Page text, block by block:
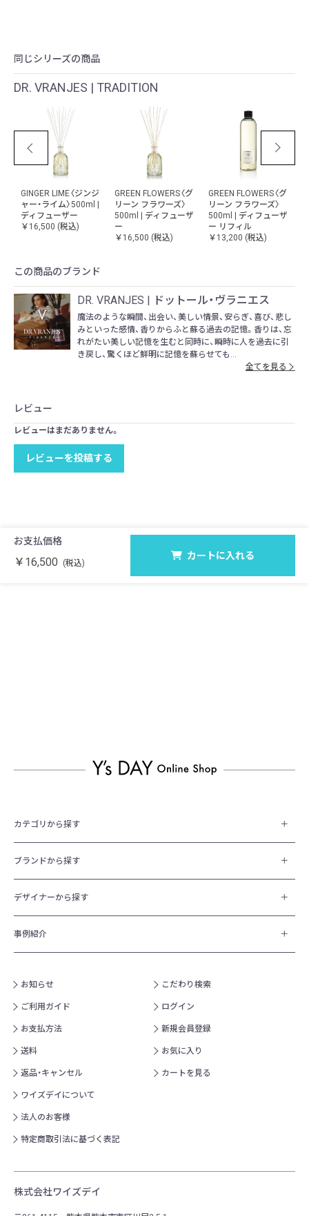
同じシリーズの商品
DR. VRANJES | TRADITION
〈グ
ワーズ〉
ィフューザ
MELGRANO〈メログ
ラーノ〉500ml | ディ
フューザー
￥16,500
(税込)
MELGRANO〈メログ
ラーノ〉500ml | ディ
フューザー リフィル
(税込)
POMPELMO
CASSIS〈ポンペ
カシス〉500ml |
フューザー
￥16,500
この商品のブランド
DR. VRANJES | ドットール・ヴラニエス
魔法のような瞬間、出会い、美しい情景、安らぎ、喜び、悲し
みといった感情、香りからふと蘇る過去の記憶。香りは、忘
れがたい美しい記憶を生むと同時に、瞬時に人を過去に引
き戻し、驚くほど鮮明に記憶を蘇らせても...
全てを見る
レビュー
レビューはまだありません。
レビューを投稿する
お支払価格
￥16,500 (税込)
カートに入れる
カテゴリから探す
ブランドから探す
デザイナーから探す
事例紹介
お知らせ
ご利用ガイド
お支払方法
送料
返品・キャンセル
ワイズデイについて
法人のお客様
特定商取引法に基づく表記
こだわり検索
ログイン
新規会員登録
お気に入り
カートを見る
株式会社ワイズデイ